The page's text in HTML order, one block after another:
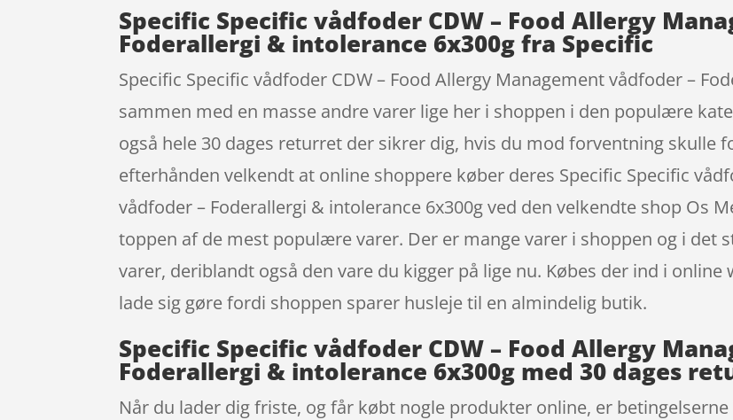
Specific Specific vådfoder CDW – Food Allergy
Foderallergi & intolerance 6x300g fra Specific
Specific Specific vådfoder CDW – Food Allergy Management vådfoder –
sammen med en masse andre varer lige her i shoppen i den populære
også hele 30 dages returret der sikrer dig, hvis du mod forventning skulle
efterhånden velkendt at online shoppere køber deres Specific Specific
vådfoder – Foderallergi & intolerance 6x300g ved den velkendte shop Os
toppen af de mest populære varer. Der er mange varer i shoppen og i det
varer, deriblandt også den vare du kigger på lige nu. Købes der ind i
lade sig gøre fordi shoppen sparer husleje til en almindelig butik.
Specific Specific vådfoder CDW – Food Allergy
Foderallergi & intolerance 6x300g med 30 dages
Når du lader dig friste, og får købt nogle produkter online, er